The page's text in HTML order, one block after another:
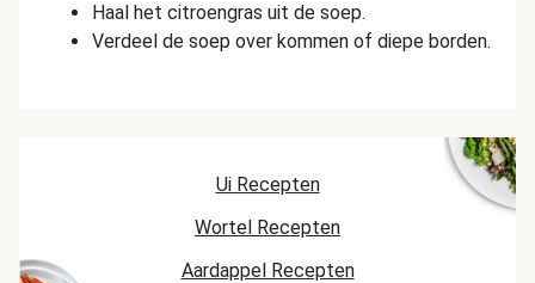
Haal het citroengras uit de soep.
Verdeel de soep over kommen of diepe borden.
Ui Recepten
Wortel Recepten
Aardappel Recepten